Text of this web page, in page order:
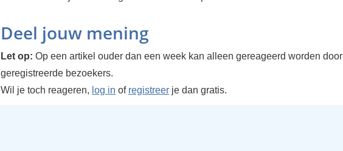
Deel jouw mening
Let op: Op een artikel ouder dan een week kan alleen gereageerd worden door
geregistreerde bezoekers.
Wil je toch reageren, log in of registreer je dan gratis.